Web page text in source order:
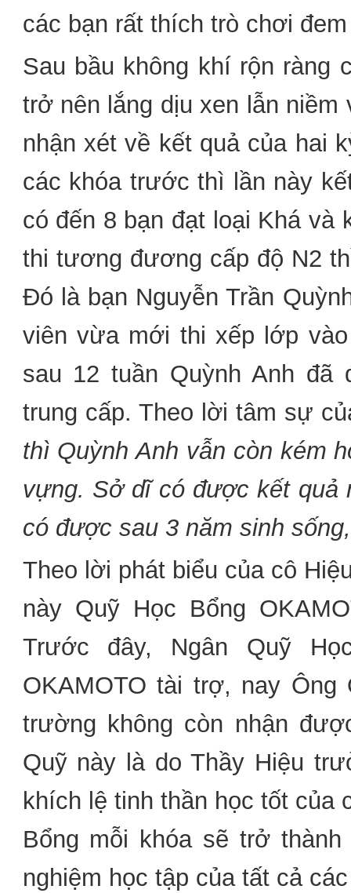
các bạn rất thích trò chơi
Sau bầu không khí rộn ràng
trở nên lắng dịu xen lẫn niềm
nhận xét về kết quả của hai
các khóa trước thì lần này
có đến 8 bạn đạt loại Khá
thi tương đương cấp độ N2
Đó là bạn Nguyễn Trần
viên vừa mới thi xếp lớp
sau 12 tuần Quỳnh Anh
trung cấp. Theo lời tâm sự
thì Quỳnh Anh vẫn còn kém
vựng. Sở dĩ có được kết quả
có được sau 3 năm sinh
Theo lời phát biểu của cô
này Quỹ Học Bổng
Trước đây, Ngân Quỹ
OKAMOTO tài trợ, nay
trường không còn nhận
Quỹ này là do Thầy Hiệu
khích lệ tinh thần học tốt của
Bổng mỗi khóa sẽ trở
nghiệm học tập của tất cả